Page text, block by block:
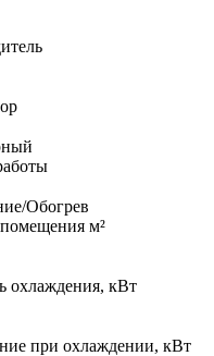
Обогрев
м²
охлаждения, кВт
при охлаждении, кВт